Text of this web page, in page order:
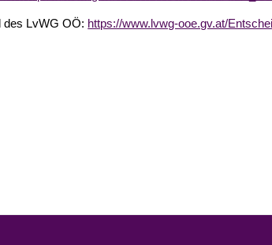
des LvWG OÖ: https://www.lvwg-ooe.gv.at/